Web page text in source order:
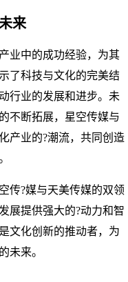
来
业中的成功经验，为其
了科技与文化的完美结
行业的发展和进步。未
不断拓展，星空传媒与
产业的?潮流，共同创造
传?媒与天美传媒的双领
展提供强大的?动力和智
文化创新的推动者，为
未来。